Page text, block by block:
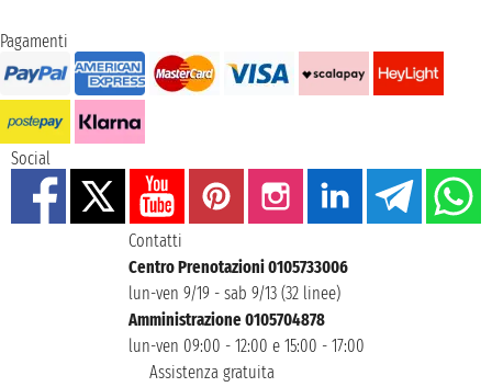
Pagamenti
Social
Contatti
Centro Prenotazioni 0105733006
lun-ven 9/19 - sab 9/13 (32 linee)
Amministrazione 0105704878
lun-ven 09:00 - 12:00 e 15:00 - 17:00
Assistenza gratuita